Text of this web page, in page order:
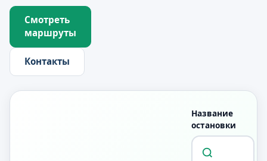
Смотреть
маршруты
Контакты
Название
остановки